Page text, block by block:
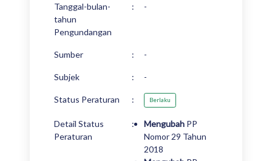
Tanggal-bulan-
tahun
Pengundangan
: -
Sumber : -
Subjek : -
Status Peraturan : Berlaku
Detail Status
Peraturan
: Mengubah PP
Nomor 29 Tahun
2018